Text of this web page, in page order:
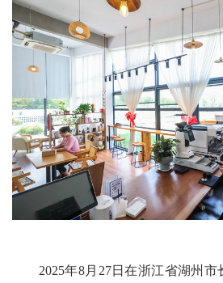
2025年8月27日在浙江省湖州市